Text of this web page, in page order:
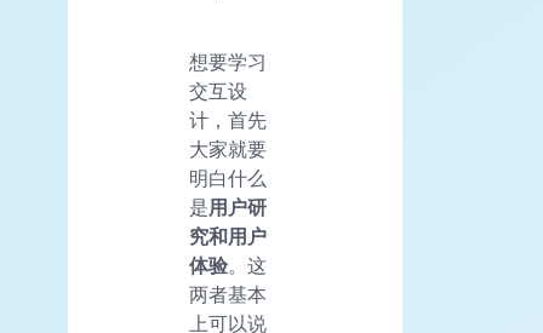
想要学习
交互设
计，首先
大家就要
明白什么
是用户研
究和 用户
体验。这
两者基本
上可以说